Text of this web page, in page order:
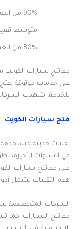
90% من العملاء أشادوا بكفاءة خدمة فتح السيارات
متوسط تقييم الخدمة 4.5 من 5
80% من العملاء أوصوا بالخدمة لأصدقائهم
مفاتيح سيارات الكويت
على خدمات موثوقة
للخدمة، شهدت الشركات
فتح سيارات الكويت
تقنيات حديثة
في السنوات الأخيرة،
فني مفاتيح سيارات
هذه التقنيات تشمل
الشركات المتخصصة
مفاتيح السيارات. كما